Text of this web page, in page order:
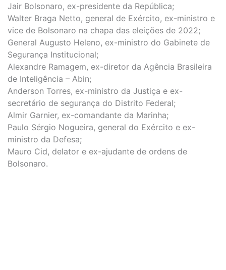
Jair Bolsonaro, ex-presidente da República;
Walter Braga Netto, general de Exército, ex-ministro e
vice de Bolsonaro na chapa das eleições de 2022;
General Augusto Heleno, ex-ministro do Gabinete de
Segurança Institucional;
Alexandre Ramagem, ex-diretor da Agência Brasileira
de Inteligência – Abin;
Anderson Torres, ex-ministro da Justiça e ex-
secretário de segurança do Distrito Federal;
Almir Garnier, ex-comandante da Marinha;
Paulo Sérgio Nogueira, general do Exército e ex-
ministro da Defesa;
Mauro Cid, delator e ex-ajudante de ordens de
Bolsonaro.